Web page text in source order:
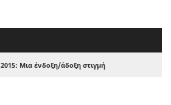
2015: Μια ένδοξη/άδοξη στιγμή